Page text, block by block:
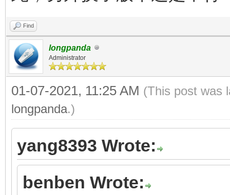
Find
longpanda
Administrator
01-07-2021, 11:25 AM (This post was
longpanda.)
yang8393 Wrote:
benben Wrote: